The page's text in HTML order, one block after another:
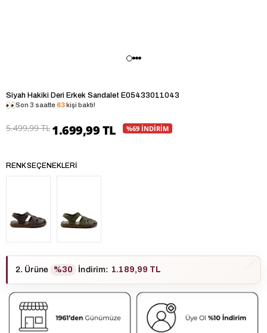
Siyah Hakiki Deri Erkek Sandalet E05433011043
Son 3 saatte 63kişi baktı!
5.499,99 TL 1.699,99 TL %69 İNDİRİM
RENK SEÇENEKLERI
2. Ürüne %30 İndirim: 1.189,99 TL